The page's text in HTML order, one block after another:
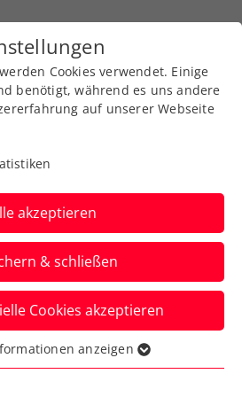
Kitzbühel:
Start mit
des ATP-Turniers in
noch Sieger in Gstaad,
antreten.
Cookies verwendet. Einige
benötigt, während es uns andere
auf unserer Webseite
akzeptieren
& schließen
Cookies akzeptieren
für grundlegende
anzeigen